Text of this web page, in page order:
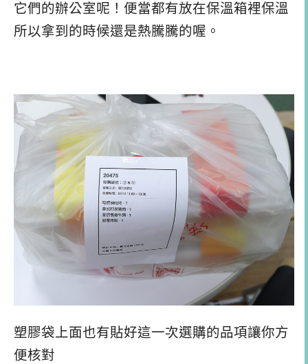
它們的辦公室呢！便當都有放在保溫箱裡保溫
所以拿到的時候還是熱騰騰的喔。
塑膠袋上面也有貼好這一次選購的品項讓你方
便核對